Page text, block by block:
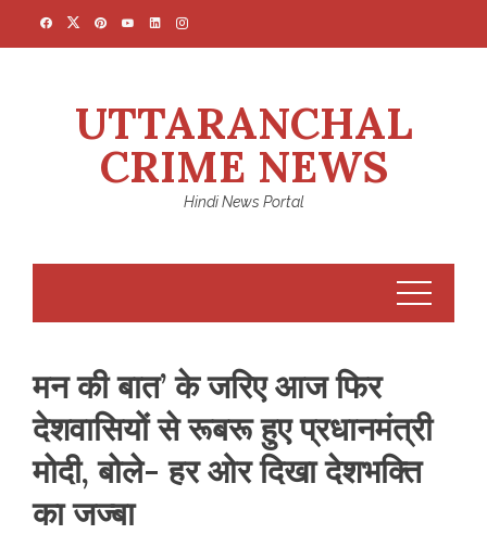
UTTARANCHAL
CRIME NEWS
Hindi News Portal
मन की बात’ के जरिए आज फिर
देशवासियों से रूबरू हुए प्रधानमंत्री
मोदी, बोले- हर ओर दिखा देशभक्ति
का जज्बा